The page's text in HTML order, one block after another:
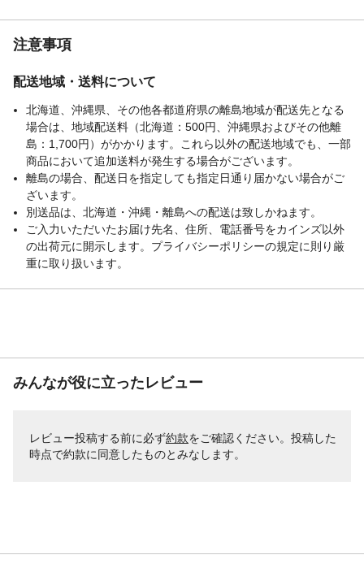
注意事項
配送地域・送料について
北海道、沖縄県、その他各都道府県の離島地域が配送先となる
場合は、地域配送料（北海道：500円、沖縄県およびその他離
島：1,700円）がかかります。これら以外の配送地域でも、一部
商品において追加送料が発生する場合がございます。
離島の場合、配送日を指定しても指定日通り届かない場合がご
ざいます。
別送品は、北海道・沖縄・離島への配送は致しかねます。
ご入力いただいたお届け先名、住所、電話番号をカインズ以外
の出荷元に開示します。プライバシーポリシーの規定に則り厳
重に取り扱います。
みんなが役に立ったレビュー
レビュー投稿する前に必ず約款をご確認ください。投稿した
時点で約款に同意したものとみなします。